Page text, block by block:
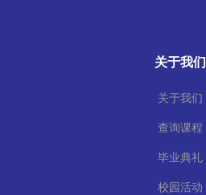
关于我们
关于我们
查询课程
毕业典礼
校园活动